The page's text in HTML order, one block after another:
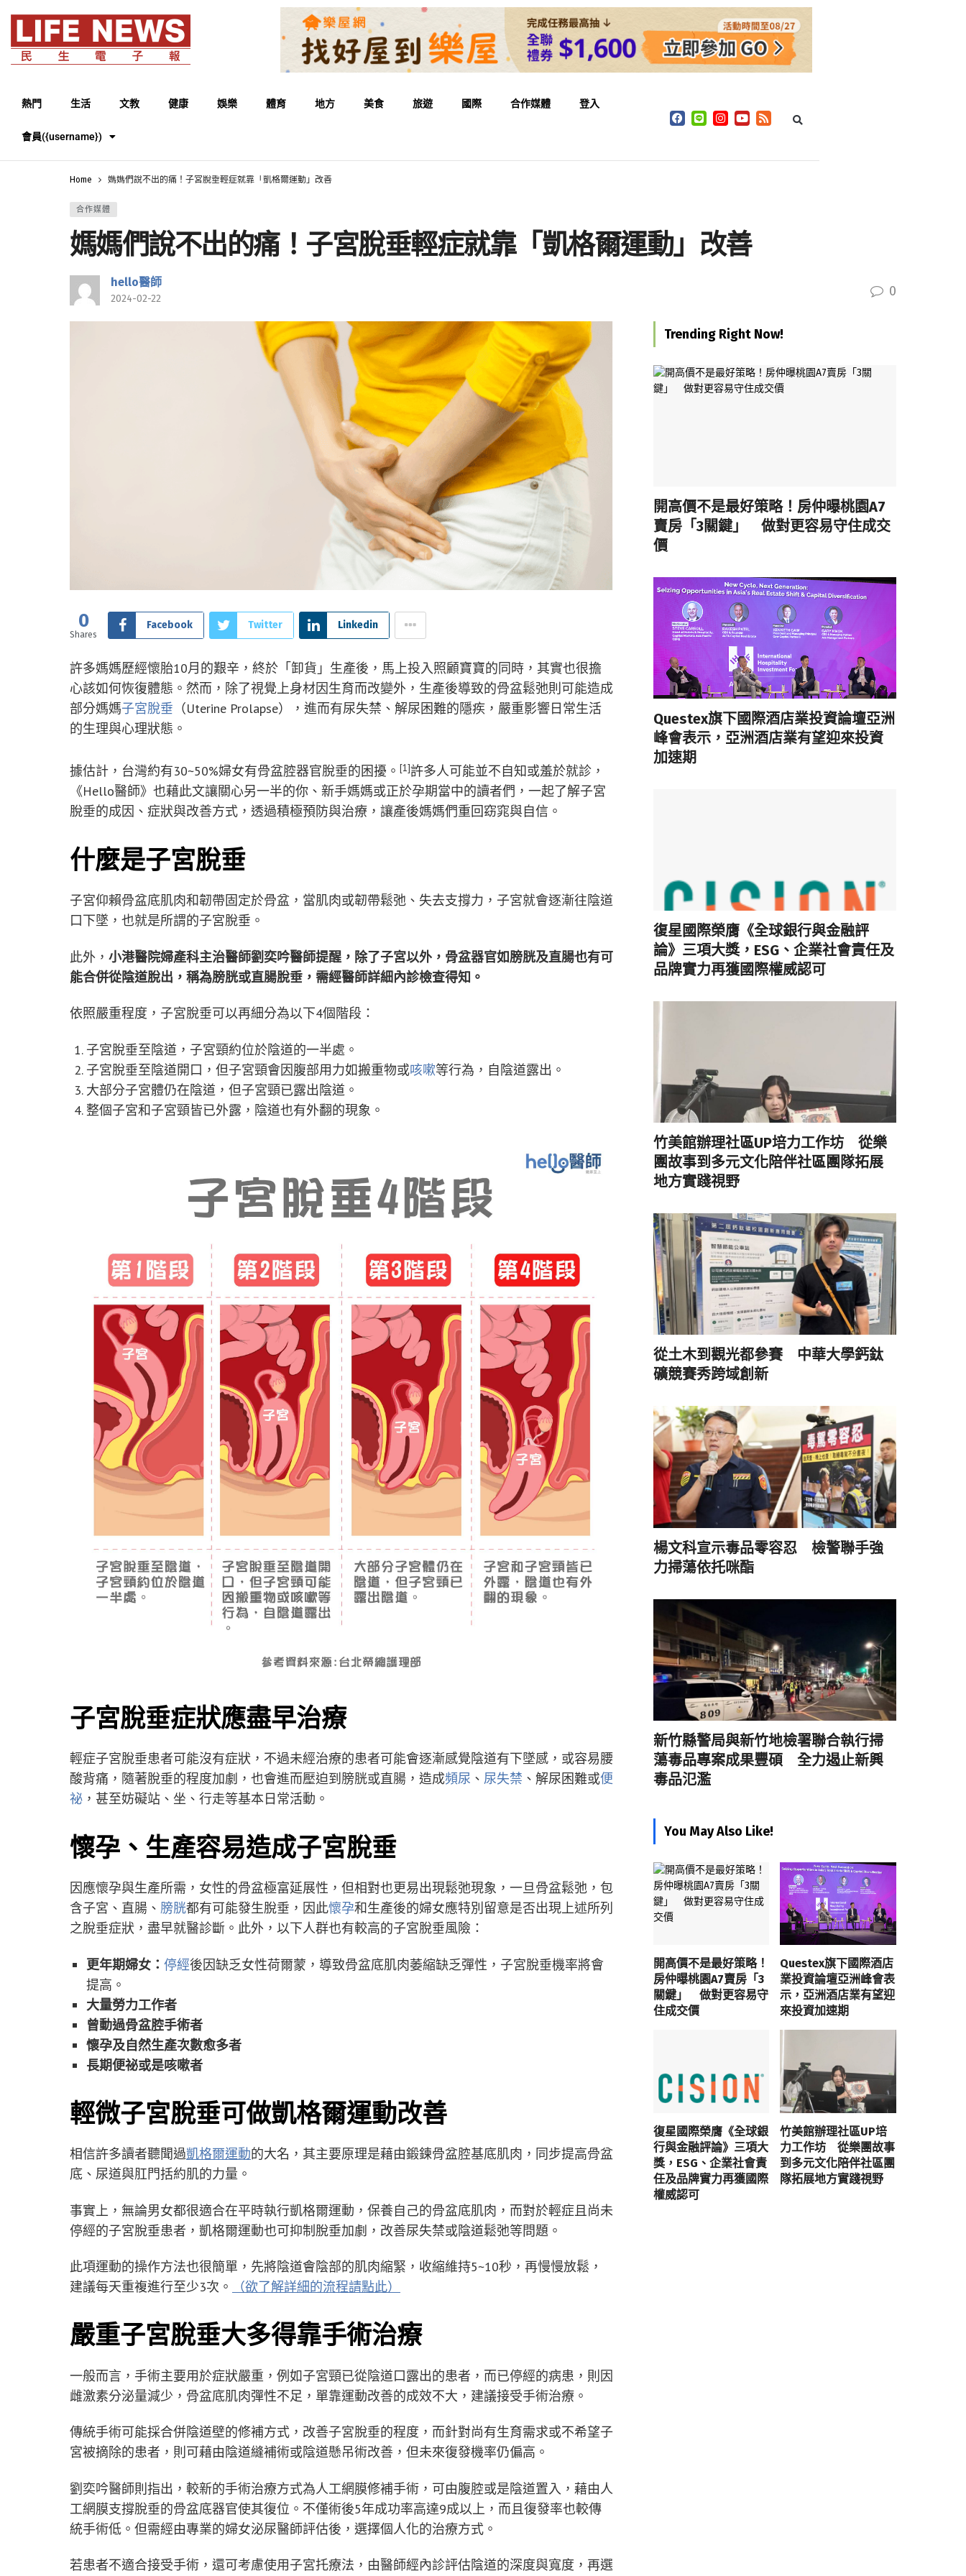
熱門 生活 文教 健康 娛樂 體育 地方 美食 旅遊 國際 合作媒體 登入
會員({username})
Home 媽媽們說不出的痛！子宮脫垂輕症就靠「凱格爾運動」改善
合作媒體
媽媽們說不出的痛！子宮脫垂輕症就靠「凱格爾運動」改善
hello醫師
2024-02-22 0
0
Shares
Facebook Twitter Linkedin
許多媽媽歷經懷胎10月的艱辛，終於「卸貨」生產後，馬上投入照顧寶寶的同時，其實也很擔
心該如何恢復體態。然而，除了視覺上身材因生育而改變外，生產後導致的骨盆鬆弛則可能造成
部分媽媽子宮脫垂 （Uterine Prolapse），進而有尿失禁、解尿困難的隱疾，嚴重影響日常生活
的生理與心理狀態。
據估計，台灣約有30~50%婦女有骨盆腔器官脫垂的困擾。 [1]許多人可能並不自知或羞於就診，
《Hello醫師》也藉此文讓關心另一半的你、新手媽媽或正於孕期當中的讀者們，一起了解子宮
脫垂的成因、症狀與改善方式，透過積極預防與治療，讓產後媽媽們重回窈窕與自信。
什麼是子宮脫垂
子宮仰賴骨盆底肌肉和韌帶固定於骨盆，當肌肉或韌帶鬆弛、失去支撐力，子宮就會逐漸往陰道
口下墜，也就是所謂的子宮脫垂。
此外， 小港醫院婦產科主治醫師劉奕吟醫師提醒，除了子宮以外，骨盆器官如膀胱及直腸也有可
能合併從陰道脫出，稱為膀胱或直腸脫垂，需經醫師詳細內診檢查得知。
依照嚴重程度，子宮脫垂可以再細分為以下4個階段：
子宮脫垂至陰道，子宮頸約位於陰道的一半處。
子宮脫垂至陰道開口，但子宮頸會因腹部用力如搬重物或咳嗽等行為，自陰道露出。
大部分子宮體仍在陰道，但子宮頸已露出陰道。
整個子宮和子宮頸皆已外露，陰道也有外翻的現象。
子宮脫垂症狀應盡早治療
輕症子宮脫垂患者可能沒有症狀，不過未經治療的患者可能會逐漸感覺陰道有下墜感，或容易腰
酸背痛，隨著脫垂的程度加劇，也會進而壓迫到膀胱或直腸，造成頻尿 、 尿失禁 、解尿困難或便
祕 ，甚至妨礙站、坐、行走等基本日常活動。
懷孕、生產容易造成子宮脫垂
因應懷孕與生產所需，女性的骨盆極富延展性，但相對也更易出現鬆弛現象，一旦骨盆鬆弛，包
含子宮、直腸、 膀胱都有可能發生脫垂，因此懷孕和生產後的婦女應特別留意是否出現上述所列
之脫垂症狀，盡早就醫診斷。此外，以下人群也有較高的子宮脫垂風險：
更年期婦女：停經後因缺乏女性荷爾蒙，導致骨盆底肌肉萎縮缺乏彈性，子宮脫垂機率將會
提高。
大量勞力工作者
曾動過骨盆腔手術者
懷孕及自然生產次數愈多者
長期便祕或是咳嗽者
輕微子宮脫垂可做凱格爾運動改善
相信許多讀者聽聞過凱格爾運動的大名，其主要原理是藉由鍛鍊骨盆腔基底肌肉，同步提高骨盆
底、尿道與肛門括約肌的力量。
事實上，無論男女都很適合在平時執行凱格爾運動，保養自己的骨盆底肌肉，而對於輕症且尚未
停經的子宮脫垂患者，凱格爾運動也可抑制脫垂加劇，改善尿失禁或陰道鬆弛等問題。
此項運動的操作方法也很簡單，先將陰道會陰部的肌肉縮緊，收縮維持5~10秒，再慢慢放鬆，
建議每天重複進行至少3次。
（欲了解詳細的流程請點此）
嚴重子宮脫垂大多得靠手術治療
一般而言，手術主要用於症狀嚴重，例如子宮頸已從陰道口露出的患者，而已停經的病患，則因
雌激素分泌量減少，骨盆底肌肉彈性不足，單靠運動改善的成效不大，建議接受手術治療。
傳統手術可能採合併陰道壁的修補方式，改善子宮脫垂的程度，而針對尚有生育需求或不希望子
宮被摘除的患者，則可藉由陰道縫補術或陰道懸吊術改善，但未來復發機率仍偏高。
劉奕吟醫師則指出，較新的手術治療方式為人工網膜修補手術，可由腹腔或是陰道置入，藉由人
工網膜支撐脫垂的骨盆底器官使其復位。不僅術後5年成功率高達9成以上，而且復發率也較傳
統手術低。但需經由專業的婦女泌尿醫師評估後，選擇個人化的治療方式。
若患者不適合接受手術，還可考慮使用子宮托療法，由醫師經內診評估陰道的深度與寬度，再選
Trending Right Now!
開高價不是最好策略！房仲曝桃園A7
賣房「3關鍵」 做對更容易守住成交
價
Questex旗下國際酒店業投資論壇亞洲
峰會表示，亞洲酒店業有望迎來投資
加速期
復星國際榮膺《全球銀行與金融評
論》三項大獎，ESG、企業社會責任及
品牌實力再獲國際權威認可
竹美館辦理社區UP培力工作坊 從樂
團故事到多元文化陪伴社區團隊拓展
地方實踐視野
從土木到觀光都參賽 中華大學鈣鈦
礦競賽秀跨域創新
楊文科宣示毒品零容忍 檢警聯手強
力掃蕩依托咪酯
新竹縣警局與新竹地檢署聯合執行掃
蕩毒品專案成果豐碩 全力遏止新興
毒品氾濫
You May Also Like!
開高價不是最好策略！
房仲曝桃園A7賣房「3
關鍵」 做對更容易守
住成交價
Questex旗下國際酒店
業投資論壇亞洲峰會表
示，亞洲酒店業有望迎
來投資加速期
復星國際榮膺《全球銀
行與金融評論》三項大
獎，ESG、企業社會責
任及品牌實力再獲國際
權威認可
竹美館辦理社區UP培
力工作坊 從樂團故事
到多元文化陪伴社區團
隊拓展地方實踐視野